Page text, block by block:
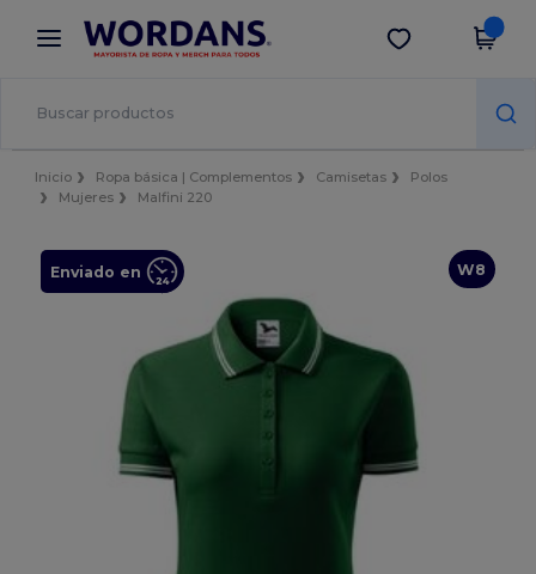
× App de Wordans
¡Mejores precios en app!
Descargar app
Inicio Ropa básica | Complementos Camisetas
Polos
Mujeres
Malfini 220
W8
Enviado en